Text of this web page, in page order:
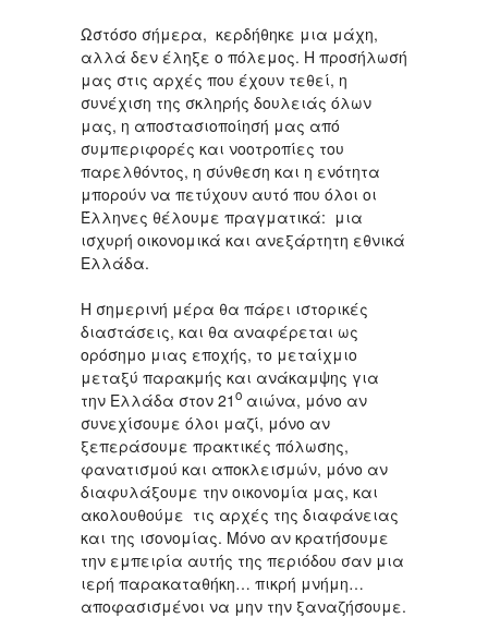
Ωστόσο σήμερα, κερδήθηκε μια μάχη,
αλλά δεν έληξε ο πόλεμος. Η προσήλωσή
μας στις αρχές που έχουν τεθεί, η
συνέχιση της σκληρής δουλειάς όλων
μας, η αποστασιοποίησή μας από
συμπεριφορές και νοοτροπίες του
παρελθόντος, η σύνθεση και η ενότητα
μπορούν να πετύχουν αυτό που όλοι οι
Έλληνες θέλουμε πραγματικά: μια
ισχυρή οικονομικά και ανεξάρτητη εθνικά
Ελλάδα.
Η σημερινή μέρα θα πάρει ιστορικές
διαστάσεις, και θα αναφέρεται ως
ορόσημο μιας εποχής, το μεταίχμιο
μεταξύ παρακμής και ανάκαμψης για
την Ελλάδα στον 21ο αιώνα, μόνο αν
συνεχίσουμε όλοι μαζί, μόνο αν
ξεπεράσουμε πρακτικές πόλωσης,
φανατισμού και αποκλεισμών, μόνο αν
διαφυλάξουμε την οικονομία μας, και
ακολουθούμε τις αρχές της διαφάνειας
και της ισονομίας. Μόνο αν κρατήσουμε
την εμπειρία αυτής της περιόδου σαν μια
ιερή παρακαταθήκη… πικρή μνήμη…
αποφασισμένοι να μην την ξαναζήσουμε.